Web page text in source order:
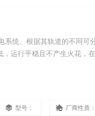
系统、根据其轨道的不同可
运行平稳且不产生火花，
型号： 厂商性质：